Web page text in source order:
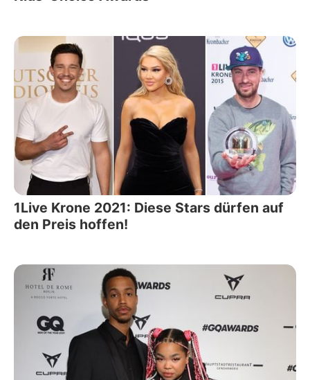
1Live Krone 2021: Diese Stars dürfen auf
den Preis hoffen!